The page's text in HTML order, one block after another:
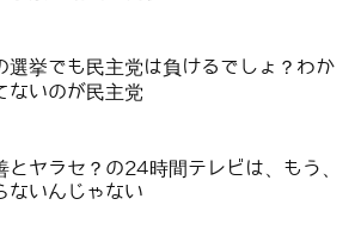
選挙でも民主党は負けるでしょ？わか
ないのが民主党
とヤラセ？の24時間テレビは、もう、
ないんじゃない